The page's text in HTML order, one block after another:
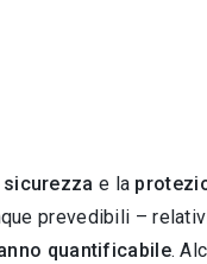
sicurezza e la
prevedibili –
quantificabile.